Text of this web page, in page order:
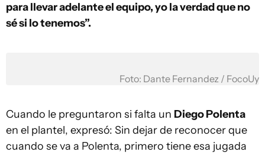
para llevar adelante el equipo, yo la verdad que no
sé si lo tenemos”.
Foto: Dante Fernandez / FocoUy
Cuando le preguntaron si falta un Diego Polenta
en el plantel, expresó: Sin dejar de reconocer que
cuando se va a Polenta, primero tiene esa jugada